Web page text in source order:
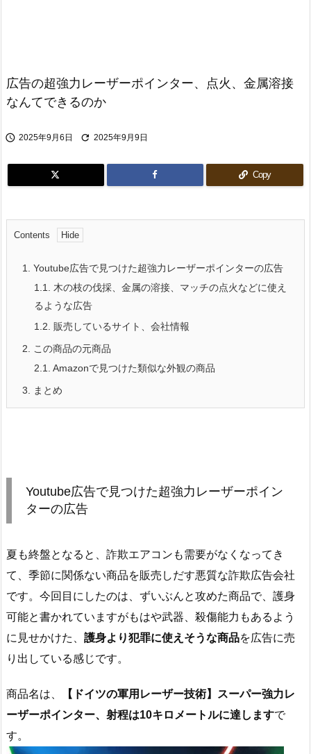
広告の超強力レーザーポインター、点火、金属溶接
なんてできるのか
 2025年9月6日  2025年9月9日
Copy
Contents
1.
Youtube広告で見つけた超強力レーザーポインターの広告
1.1.
木の枝の伐採、金属の溶接、マッチの点火などに使え
るような広告
1.2.
販売しているサイト、会社情報
2.
この商品の元商品
2.1.
Amazonで見つけた類似な外観の商品
3.
まとめ
Youtube広告で見つけた超強力レーザーポイン
ターの広告
夏も終盤となると、詐欺エアコンも需要がなくなってき
て、季節に関係ない商品を販売しだす悪質な詐欺広告会社
です。今回目にしたのは、ずいぶんと攻めた商品で、護身
可能と書かれていますがもはや武器、殺傷能力もあるよう
に見せかけた、 護身より犯罪に使えそうな商品を広告に売
り出している感じです。
商品名は、
【ドイツの軍用レーザー技術】スーパー強力レ
ーザーポインター、射程は10キロメートルに達しますで
す。